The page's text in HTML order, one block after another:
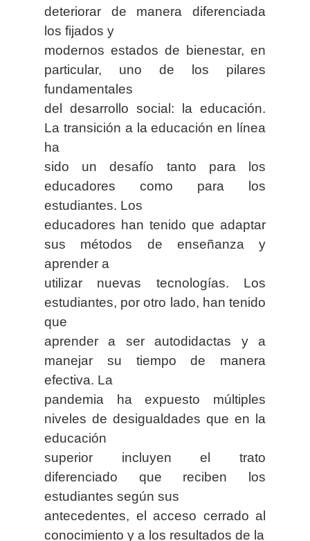
deteriorar de manera diferenciada
los fijados y
modernos estados de bienestar, en
particular, uno de los pilares
fundamentales
del desarrollo social: la educación.
La transición a la educación en línea
ha
sido un desafío tanto para los
educadores como para los
estudiantes. Los
educadores han tenido que adaptar
sus métodos de enseñanza y
aprender a
utilizar nuevas tecnologías. Los
estudiantes, por otro lado, han tenido
que
aprender a ser autodidactas y a
manejar su tiempo de manera
efectiva. La
pandemia ha expuesto múltiples
niveles de desigualdades que en la
educación
superior incluyen el trato
diferenciado que reciben los
estudiantes según sus
antecedentes, el acceso cerrado al
conocimiento y a los resultados de la